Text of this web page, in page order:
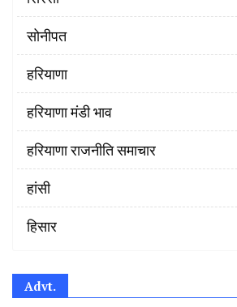
सोनीपत
हरियाणा
हरियाणा मंडी भाव
हरियाणा राजनीति समाचार
हांसी
हिसार
Advt.